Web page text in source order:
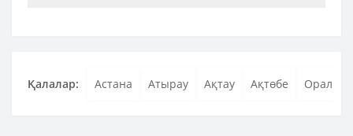
Қалалар: Астана Атырау Ақтау Ақтөбе Орал